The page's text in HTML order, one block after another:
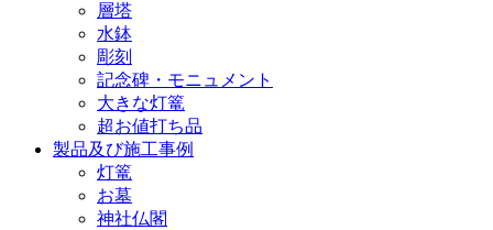
層塔
水鉢
彫刻
記念碑・モニュメント
大きな灯篭
超お値打ち品
製品及び施工事例
灯篭
お墓
神社仏閣